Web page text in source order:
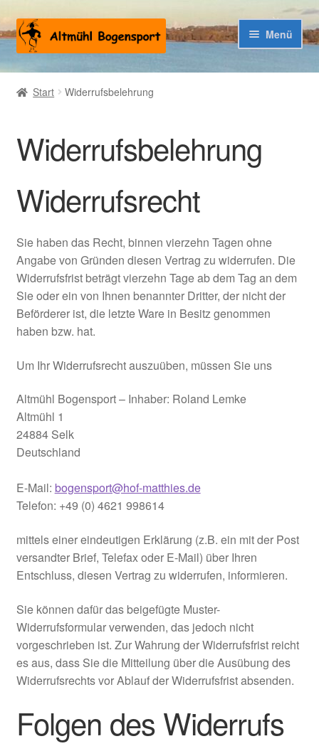
Zur
Navigation
springen
Zum
Inhalt
springen
Menü
Warenkorb
Start Widerrufsbelehrung
Widerrufsbelehrung
Widerrufsrecht
Sie haben das Recht, binnen vierzehn Tagen ohne
Angabe von Gründen diesen Vertrag zu widerrufen. Die
Widerrufsfrist beträgt vierzehn Tage ab dem Tag an dem
Sie oder ein von Ihnen benannter Dritter, der nicht der
Beförderer ist, die letzte Ware in Besitz genommen
haben bzw. hat.
Um Ihr Widerrufsrecht auszuüben, müssen Sie uns
Altmühl Bogensport – Inhaber: Roland Lemke
Altmühl 1
24884 Selk
Deutschland
E-Mail: bogensport@hof-matthies.de
Telefon: +49 (0) 4621 998614
mittels einer eindeutigen Erklärung (z.B. ein mit der Post
versandter Brief, Telefax oder E-Mail) über Ihren
Entschluss, diesen Vertrag zu widerrufen, informieren.
Sie können dafür das beigefügte Muster-
Widerrufsformular verwenden, das jedoch nicht
vorgeschrieben ist. Zur Wahrung der Widerrufsfrist reicht
es aus, dass Sie die Mitteilung über die Ausübung des
Widerrufsrechts vor Ablauf der Widerrufsfrist absenden.
Folgen des Widerrufs